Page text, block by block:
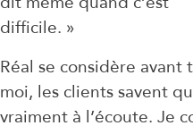
dit même quand c’est
difficile. »
Réal se considère
moi, les clients savent
vraiment à l’écoute. Je